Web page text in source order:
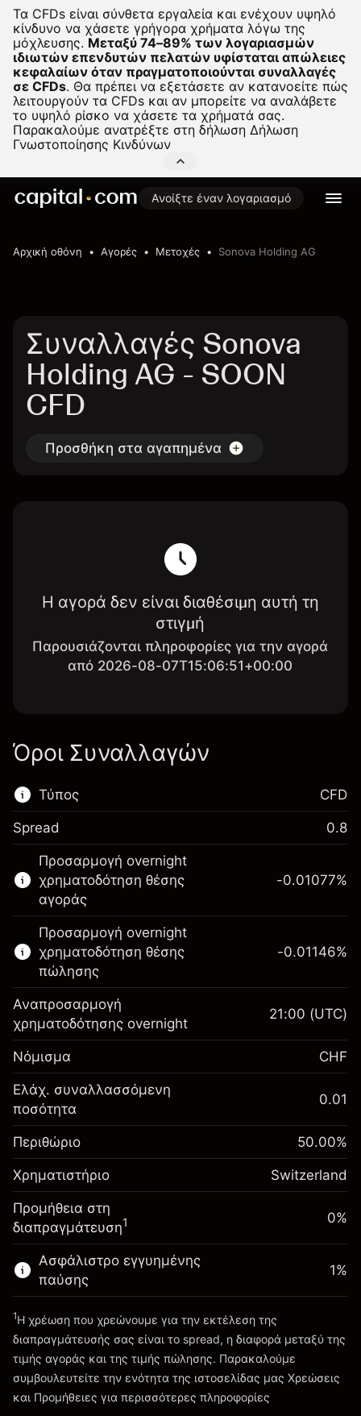
Τα CFDs είναι σύνθετα εργαλεία και ενέχουν υψηλό
κίνδυνο να χάσετε γρήγορα χρήματα λόγω της
μόχλευσης. Μεταξύ 74–89% των λογαριασμών
ιδιωτών επενδυτών πελατών υφίσταται απώλειες
κεφαλαίων όταν πραγματοποιούνται συναλλαγές
σε CFDs. Θα πρέπει να εξετάσετε αν κατανοείτε πώς
λειτουργούν τα CFDs και αν μπορείτε να αναλάβετε
το υψηλό ρίσκο να χάσετε τα χρήματά σας.
Παρακαλούμε ανατρέξτε στη δήλωση Δήλωση
Γνωστοποίησης Κινδύνων
Ανοίξτε έναν λογαριασμό
Αρχική οθόνη Αγορές Μετοχές Sonova Holding AG
Συναλλαγές Sonova
Holding AG - SOON
CFD
Προσθήκη στα αγαπημένα
Η αγορά δεν είναι διαθέσιμη αυτή τη
στιγμή
Παρουσιάζονται πληροφορίες για την αγορά
από 2026-08-07T15:06:51+00:00
Όροι Συναλλαγών
Τύπος
Αυτή η χρηματοπιστωτική αγορά είναι
διαθέσιμη για διαπραγμάτευση CFD.
Μάθετε περισσότερα σχετικά με:
CFDs
CFD
Spread 0.8
Προσαρμογή overnight
χρηματοδότηση θέσης
αγοράς
Περιθώριο. Η
επένδυσή σας
CHF 1,000.00
Αναπροσαρμογή
χρηματοδότησης
κατά τη διάρκεια της
νύχτας
Χρεώσεις από την πλήρη
αξία της θέσης
-0.010765%
(-CHF 0.20)
Μέγεθος διαπραγμάτευσης με μόχλευση
~ CHF 2,000.00
Χρήματα από μόχλευση ~
Πηγαίνετε στην πλατφόρμα
-0.01077%
Προσαρμογή overnight
χρηματοδότηση θέσης
πώλησης
Περιθώριο. Η
επένδυσή σας
Αναπροσαρμογή
χρηματοδότησης
κατά τη διάρκεια της
νύχτας
Χρεώσεις από την πλήρη
αξία της θέσης
-0.011458%
Μέγεθος διαπραγμάτευσης με μόχλευση
CHF 2,000.00
Πηγαίνετε στην πλατφόρμα
-0.01146%
Αναπροσαρμογή
χρηματοδότησης overnight
21:00 (UTC)
Νόμισμα CHF
Ελάχ. συναλλασσόμενη
ποσότητα
0.01
Περιθώριο 50.00%
Χρηματιστήριο Switzerland
Προμήθεια στη
διαπραγμάτευση1 0%
Ασφάλιστρο εγγυημένης
παύσης
Χρεώσεις και Τέλη
1%
1Η χρέωση που χρεώνουμε για την εκτέλεση της
διαπραγμάτευσής σας είναι το spread, η διαφορά μεταξύ της
τιμής αγοράς και της τιμής πώλησης. Παρακαλούμε
συμβουλευτείτε την ενότητα της ιστοσελίδας μας Χρεώσεις
και Προμήθειες για περισσότερες πληροφορίες